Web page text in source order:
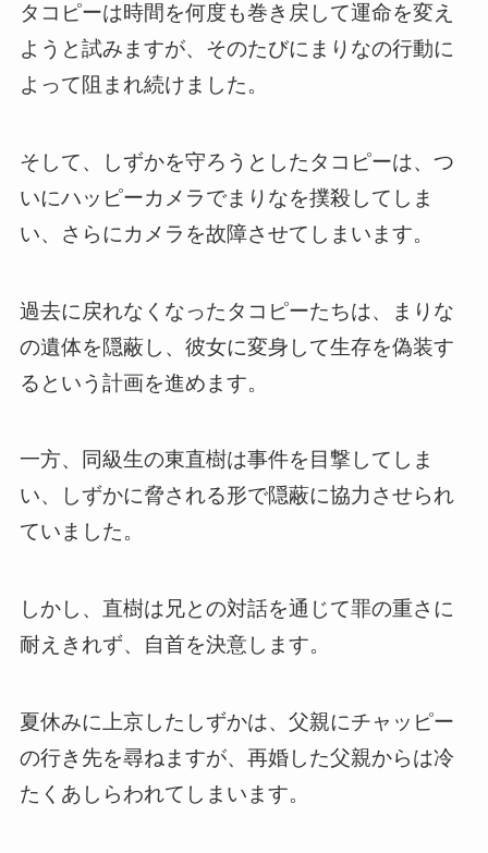
タコピーは時間を何度も巻き戻して運命を変え
ようと試みますが、そのたびにまりなの行動に
よって阻まれ続けました。
そして、しずかを守ろうとしたタコピーは、つ
いにハッピーカメラでまりなを撲殺してしま
い、さらにカメラを故障させてしまいます。
過去に戻れなくなったタコピーたちは、まりな
の遺体を隠蔽し、彼女に変身して生存を偽装す
るという計画を進めます。
一方、同級生の東直樹は事件を目撃してしま
い、しずかに脅される形で隠蔽に協力させられ
ていました。
しかし、直樹は兄との対話を通じて罪の重さに
耐えきれず、自首を決意します。
夏休みに上京したしずかは、父親にチャッピー
の行き先を尋ねますが、再婚した父親からは冷
たくあしらわれてしまいます。